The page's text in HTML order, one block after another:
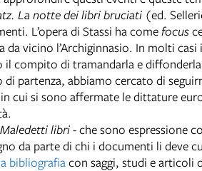
La notte dei libri bruciati (ed.
L’opera di Stassi ha comefocus
vicino l’Archiginnasio. In molti
il compito di tramandarla e
partenza, abbiamo cercato di
cui si sono affermate le dittature
Maledetti libri- che sono espressione
da parte di chi i documenti li deve
bibliografiacon saggi, studi e articoli